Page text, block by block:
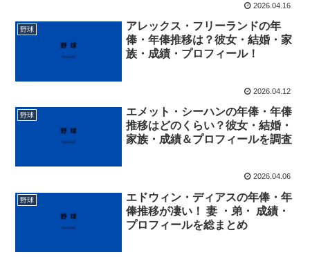
2026.04.16
野球
アレックス・フリーランドの年
俸・年俸推移は？彼女・結婚・家
族・成績・プロフィール！
2026.04.12
野球
エメット・シーハンの年俸・年俸
推移はどのくらい？彼女・結婚・
家族・成績＆プロフィールを調査
2026.04.06
野球
エドウィン・ディアスの年俸・年
俸推移が凄い！ 妻 ・弟・ 成績・
プロフィールを総まとめ